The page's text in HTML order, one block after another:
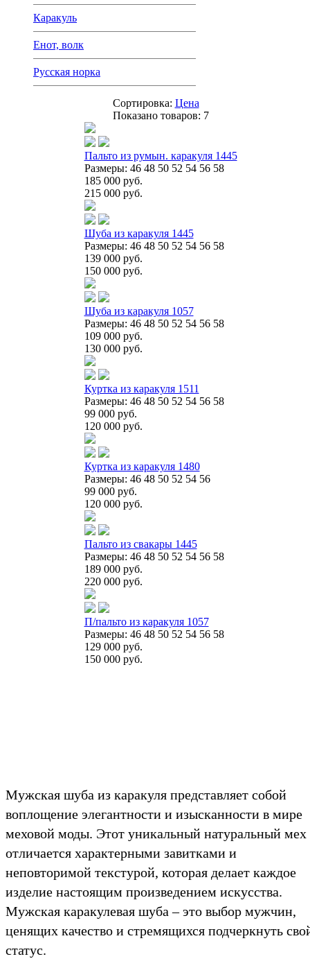
Каракуль
Енот, волк
Русская норка
Сортировка: Цена
Показано товаров: 7
Пальто из румын. каракуля 1445
Размеры: 46 48 50 52 54 56 58
185 000 руб.
215 000 руб.
Шуба из каракуля 1445
Размеры: 46 48 50 52 54 56 58
139 000 руб.
150 000 руб.
Шуба из каракуля 1057
Размеры: 46 48 50 52 54 56 58
109 000 руб.
130 000 руб.
Куртка из каракуля 1511
Размеры: 46 48 50 52 54 56 58
99 000 руб.
120 000 руб.
Куртка из каракуля 1480
Размеры: 46 48 50 52 54 56
99 000 руб.
120 000 руб.
Пальто из свакары 1445
Размеры: 46 48 50 52 54 56 58
189 000 руб.
220 000 руб.
П/пальто из каракуля 1057
Размеры: 46 48 50 52 54 56 58
129 000 руб.
150 000 руб.
Мужская шуба из каракуля представляет собой
воплощение элегантности и изысканности в мире
меховой моды. Этот уникальный натуральный мех
отличается характерными завитками и
неповторимой текстурой, которая делает каждое
изделие настоящим произведением искусства.
Мужская каракулевая шуба – это выбор мужчин,
ценящих качество и стремящихся подчеркнуть
статус.